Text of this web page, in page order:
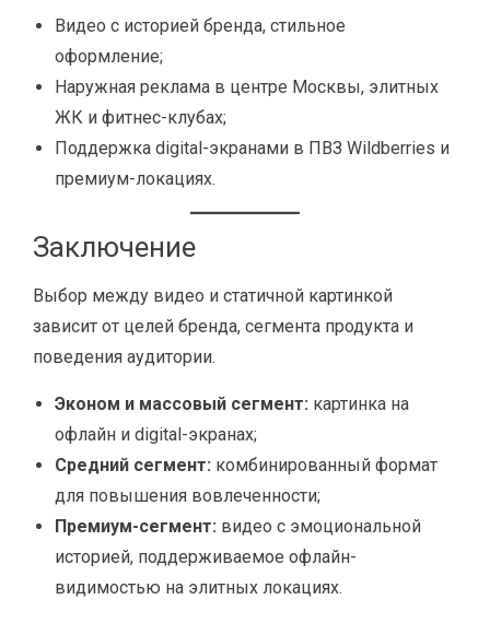
Видео с историей бренда, стильное
оформление;
Наружная реклама в центре Москвы, элитных
ЖК и фитнес-клубах;
Поддержка digital-экранами в ПВЗ Wildberries и
премиум-локациях.
Заключение
Выбор между видео и статичной картинкой
зависит от целей бренда, сегмента продукта и
поведения аудитории.
Эконом и массовый сегмент: картинка на
офлайн и digital-экранах;
Средний сегмент: комбинированный формат
для повышения вовлеченности;
Премиум-сегмент: видео с эмоциональной
историей, поддерживаемое офлайн-
видимостью на элитных локациях.